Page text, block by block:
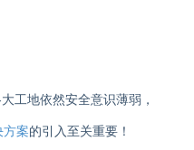
工地依然安全意识薄弱，
方案的引入至关重要！